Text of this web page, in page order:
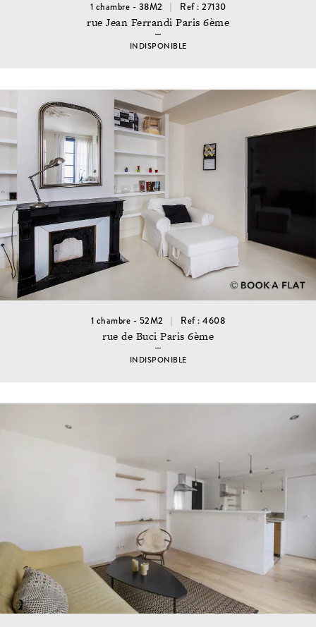
1 chambre - 38M2 Ref : 27130
rue Jean Ferrandi Paris 6ème
INDISPONIBLE
1 chambre - 52M2 Ref : 4608
rue de Buci Paris 6ème
INDISPONIBLE